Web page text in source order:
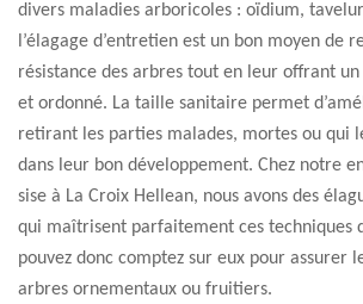
divers maladies arboricoles : oïdium,
l’élagage d’entretien est un bon moyen de
résistance des arbres tout en leur offrant
et ordonné. La taille sanitaire permet
retirant les parties malades, mortes ou qui
dans leur bon développement. Chez notre
sise à La Croix Hellean, nous avons des
qui maîtrisent parfaitement ces techniques
pouvez donc comptez sur eux pour assurer
arbres ornementaux ou fruitiers.